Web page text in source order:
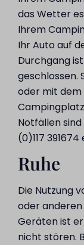
das Wetter
Ihrem
Ihr Auto auf
Durchgang
geschlossen.
oder mit dem
Notfällen
(0)117
Ruhe
Die Nutzung
oder
Geräten ist
nicht stören.